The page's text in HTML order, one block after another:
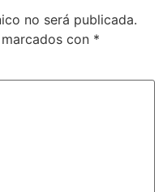
no será publicada.
con *